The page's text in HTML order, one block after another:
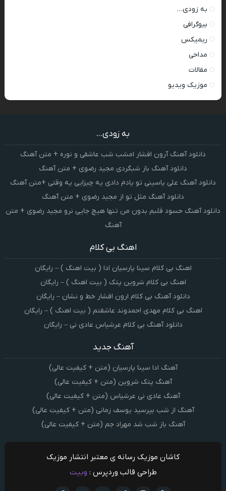
به زودی…
بیوگرافی
ریمیکس
مداحی
مقالات
موزیک ویدیو
به زودی...
دانلود آهنگ آرون افشار امشب شب عاشقی و نوره + متن آهنگ
دانلود آهنگ باز شبگردی مجید رضوی + متن آهنگ
دانلود آهنگ علی یاسینی تو یادم دادی یه چیزایی یه وقتی +متن آهنگ
دانلود آهنگ مثل تو از مجید رضوی + متن آهنگ
دانلود آهنگ حسود قلبم بدون من تنها هیچ جایی نرو مجید رضوی + متن
آهنگ
اهنگ بی کلام
اهنگ بی کلام سینا پارسیان ادا ( بیت اهنگ ) – رایگان
اهنگ بی کلام شروین پتک ( بیت اهنگ ) – رایگان
دانلود آهنگ بی کلام ارون افشار خط و نشان – رایگان
اهنگ بی کلام مهدی احمدوند عاشقتم ( بیت اهنگ ) – رایگان
دانلود آهنگ بی کلام عرشیاس عادی نی – رایگان
آهنگ جدید
آهنگ ادا سینا پارسیان (متن + کیفیت عالی)
آهنگ پتک شروین (متن + کیفیت عالی)
آهنگ عادی نی عرشیاس (متن + کیفیت عالی)
آهنگ از شب بپرسید یوسف زمانی (متن + کیفیت عالی)
آهنگ باز شب شد مهراد جم (متن + کیفیت عالی)
کاشان موزیک رسانه ی معتبر انتشار موزیک
طراحی قالب وردپرس : وبیت